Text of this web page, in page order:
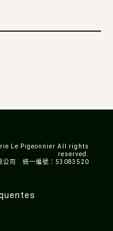
Le Pigeonnier All rights
reserved.
公司 統一編號：53083520